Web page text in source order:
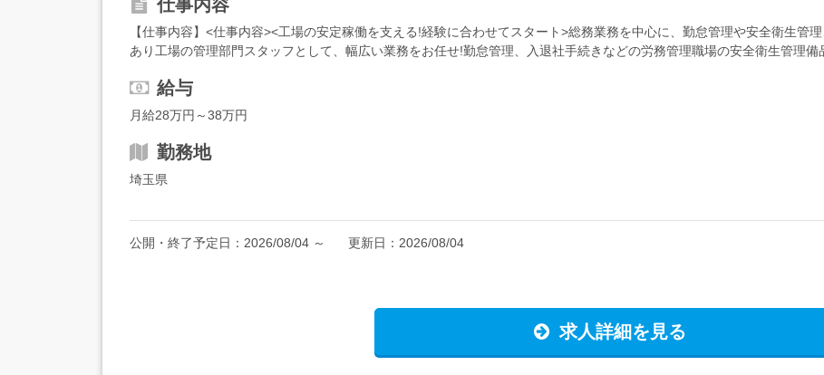
仕事内容
【仕事内容】<仕事内容><工場の安定稼働を支える!経験に合わせてスタート>総務業務を中心に、勤怠管理や安全衛生管
あり工場の管理部門スタッフとして、幅広い業務をお任せ!勤怠管理、入退社手続きなどの労務管理職場の安全衛生管理備
給与
月給28万円～38万円
勤務地
埼玉県
公開・終了予定日： 2026/08/04 ～ 更新日： 2026/08/04
求人詳細を見る